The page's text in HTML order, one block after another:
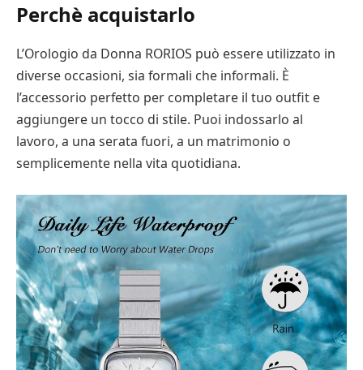
Perchè acquistarlo
L’Orologio da Donna RORIOS può essere utilizzato in
diverse occasioni, sia formali che informali. È
l’accessorio perfetto per completare il tuo outfit e
aggiungere un tocco di stile. Puoi indossarlo al
lavoro, a una serata fuori, a un matrimonio o
semplicemente nella vita quotidiana.